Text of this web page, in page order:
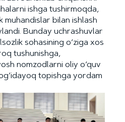
ishga tushirmoqda,
muhandislar bilan ishlash
Bunday uchrashuvlar
sohasining o‘ziga xos
tushunishga,
nomzodlarni oliy o‘quv
topishga yordam